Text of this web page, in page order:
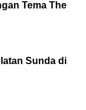
Tema The
Sunda di